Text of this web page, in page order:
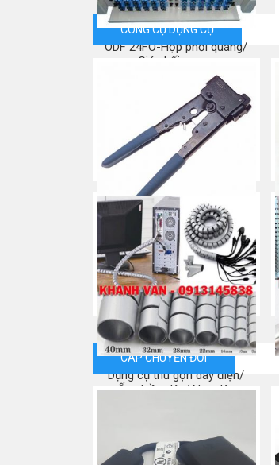
ODF 24FO-Hộp phối quang/
Giá phối quang
Mua ngay
CÔNG CỤ DỤNG CỤ
Kìm bấm mạng đầu RJ45,
chính hãng COMMSCOPE/
AMP
Mua ngay
Dụng cụ thu gọn dây điện/
Ống luồn dây/ Nẹp dây
CÁP CHUYỂN ĐỔI